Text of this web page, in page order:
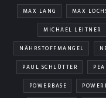
MAX LANG MAX
MICHAEL LEITNER
NÄHRSTOFFMANGEL
PAUL SCHLÜTTER
POWERBASE